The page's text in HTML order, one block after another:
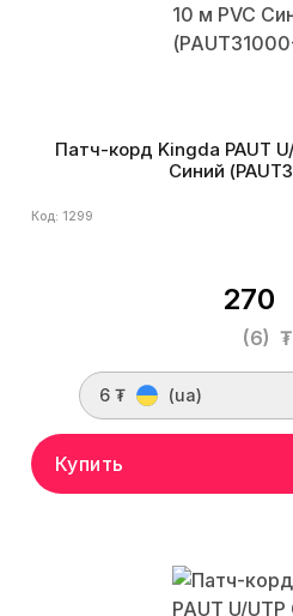
Патч-корд Kingda PAUT
Синий
Код: 1299
270
(6) ₮
6 ₮ (ua)
Купить